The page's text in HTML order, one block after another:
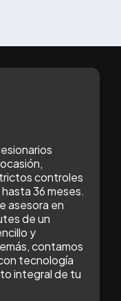
controles
36 meses.
asesora en
de un
y
contamos
tecnología
integral de tu